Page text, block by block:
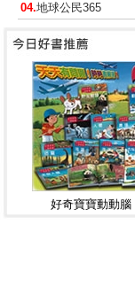
04.地球公民365
好奇寶寶動動腦